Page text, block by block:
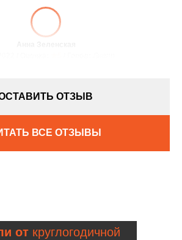
Анна Зеленская
ОТЗЫВ
ВСЕ ОТЗЫВЫ
от круглогодичной